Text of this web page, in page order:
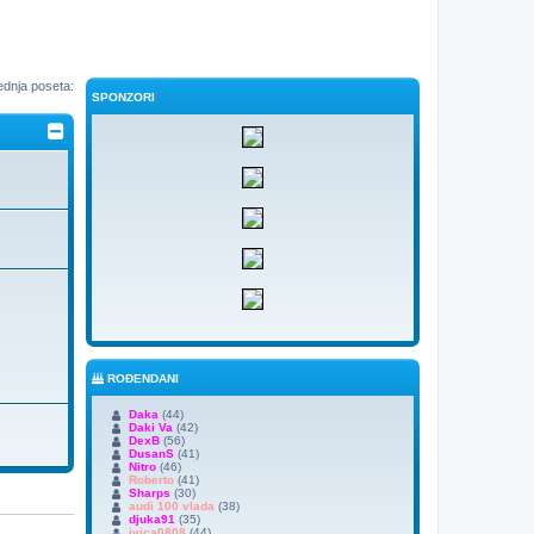
poseta:
SPONZORI
ROĐENDANI
Daka (44)
Daki Va (42)
DexB(56)
DusanS(41)
Nitro(46)
Roberto(41)
Sharps (30)
audi 100 vlada (38)
djuka91 (35)